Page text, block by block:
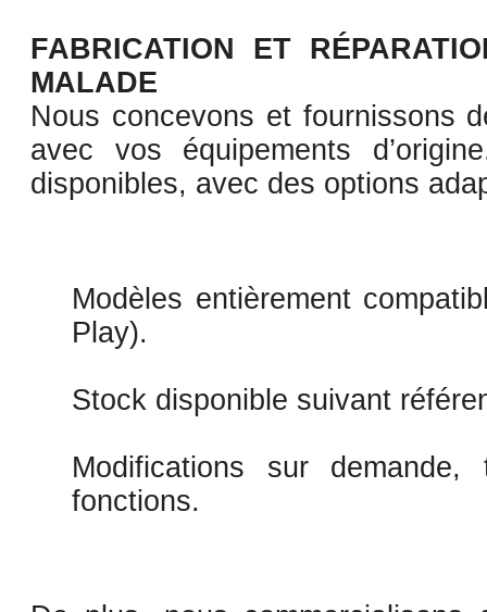
FABRICATION ET
MALADE
Nous concevons et fournissons
avec vos équipements
disponibles, avec des options
Modèles entièrement
Play).
Stock disponible suivant
Modifications sur
fonctions.